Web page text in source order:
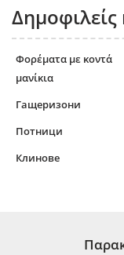
Δημοφιλείς
Φορέματα με κοντά
μανίκια
Гащеризони
Потници
Клинове